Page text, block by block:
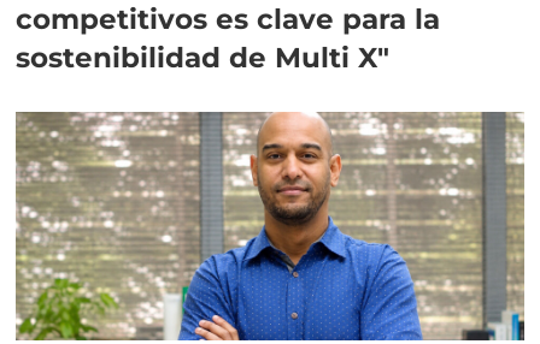
competitivos es clave para la
sostenibilidad de Multi X"